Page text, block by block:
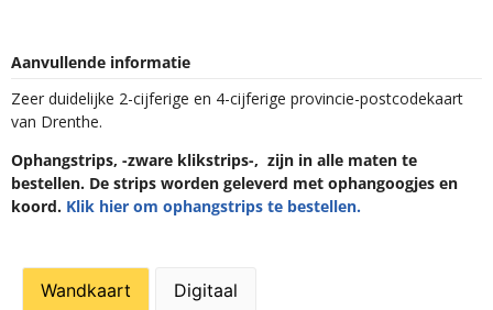
Aanvullende informatie
Zeer duidelijke 2-cijferige en 4-cijferige provincie-postcodekaart
van Drenthe.
Ophangstrips, -zware klikstrips-, zijn in alle maten te
bestellen. De strips worden geleverd met ophangoogjes en
koord. Klik hier om ophangstrips te bestellen.
Wandkaart Digitaal